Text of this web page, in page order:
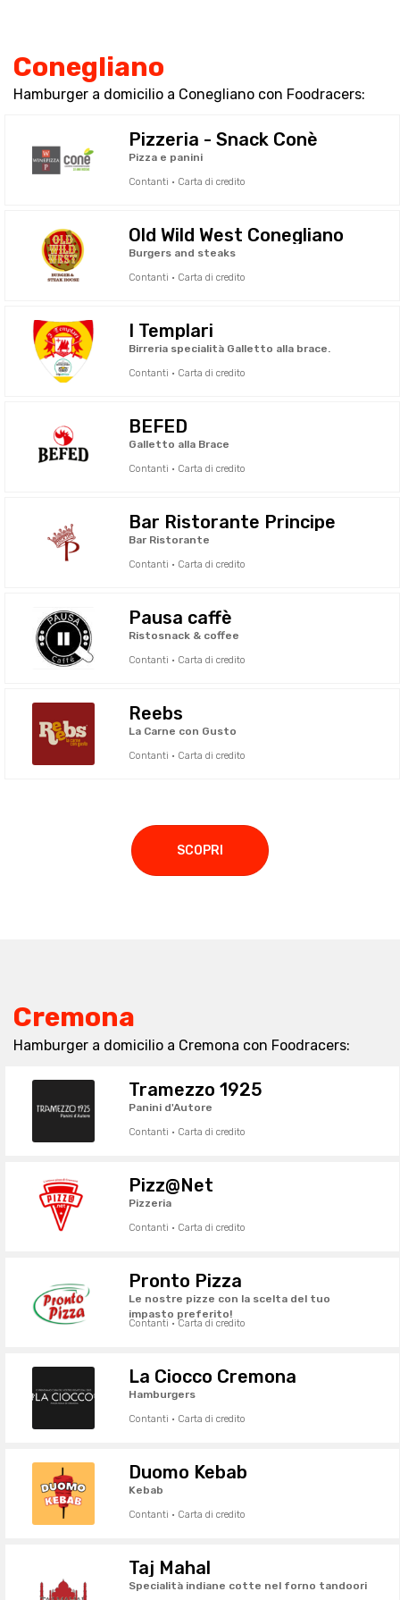
Conegliano
Hamburger a domicilio a Conegliano con Foodracers:
Pizzeria - Snack Conè
Pizza e panini
Contanti · Carta di credito
Old Wild West Conegliano
Burgers and steaks
Contanti · Carta di credito
I Templari
Birreria specialità Galletto alla brace.
Contanti · Carta di credito
BEFED
Galletto alla Brace
Contanti · Carta di credito
Bar Ristorante Principe
Bar Ristorante
Contanti · Carta di credito
Pausa caffè
Ristosnack & coffee
Contanti · Carta di credito
Reebs
La Carne con Gusto
Contanti · Carta di credito
SCOPRI
Cremona
Hamburger a domicilio a Cremona con Foodracers:
Tramezzo 1925
Panini d'Autore
Contanti · Carta di credito
Pizz@Net
Pizzeria
Contanti · Carta di credito
Pronto Pizza
Le nostre pizze con la scelta del tuo
impasto preferito!
Contanti · Carta di credito
La Ciocco Cremona
Hamburgers
Contanti · Carta di credito
Duomo Kebab
Kebab
Contanti · Carta di credito
Taj Mahal
Specialità indiane cotte nel forno tandoori